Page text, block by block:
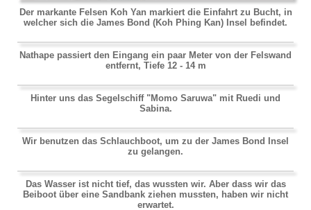
Der markante Felsen Koh Yan markiert die Einfahrt zu Bucht, in
welcher sich die James Bond (Koh Phing Kan) Insel befindet.
Nathape passiert den Eingang ein paar Meter von der Felswand
entfernt, Tiefe 12 - 14 m
Hinter uns das Segelschiff "Momo Saruwa" mit Ruedi und
Sabina.
Wir benutzen das Schlauchboot, um zu der James Bond Insel
zu gelangen.
Das Wasser ist nicht tief, das wussten wir. Aber dass wir das
Beiboot über eine Sandbank ziehen mussten, haben wir nicht
erwartet.